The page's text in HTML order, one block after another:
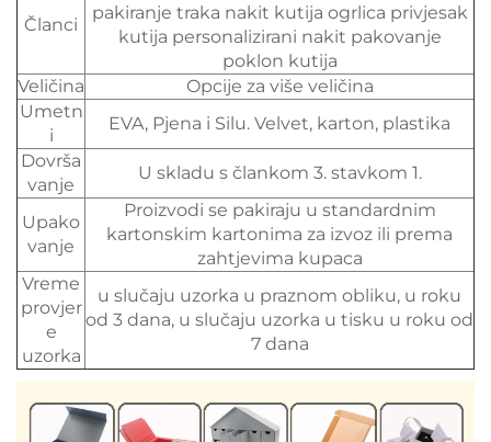
Članci
pakiranje traka nakit kutija ogrlica privjesak
kutija personalizirani nakit pakovanje
poklon kutija
Veličina
Opcije za više veličina
Umetn
i
EVA, Pjena i Silu. Velvet, karton, plastika
Dovrša
vanje
U skladu s člankom 3. stavkom 1.
Upako
vanje
Proizvodi se pakiraju u standardnim
kartonskim kartonima za izvoz ili prema
zahtjevima kupaca
Vreme
provjer
e
uzorka
u slučaju uzorka u praznom obliku, u roku
od 3 dana, u slučaju uzorka u tisku u roku od
7 dana